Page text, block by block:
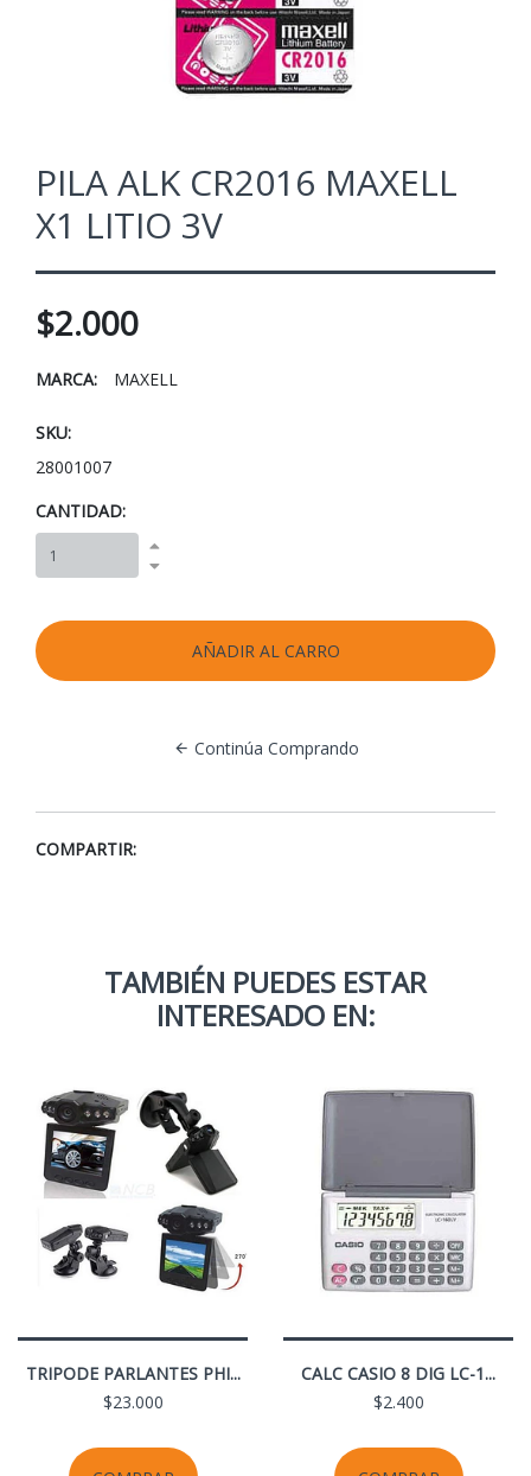
PILA ALK CR2016 MAXELL
X1 LITIO 3V
$2.000
MARCA: MAXELL
SKU:
28001007
CANTIDAD:
Continúa Comprando
COMPARTIR:
TAMBIÉN PUEDES ESTAR
INTERESADO EN:
TRIPODE PARLANTES PHI...
$23.000
CALC CASIO 8 DIG LC-1...
$2.400